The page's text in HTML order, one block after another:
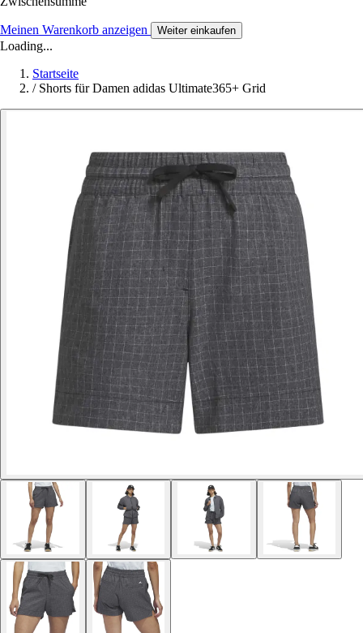
Meinen Warenkorb anzeigen Weiter einkaufen
Loading...
Startseite
/ Shorts für Damen adidas Ultimate365+ Grid